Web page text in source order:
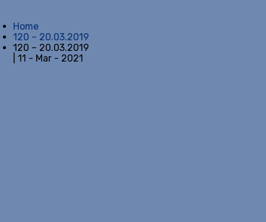
Home
120 – 20.03.2019
120 – 20.03.2019
| 11 - Mar - 2021